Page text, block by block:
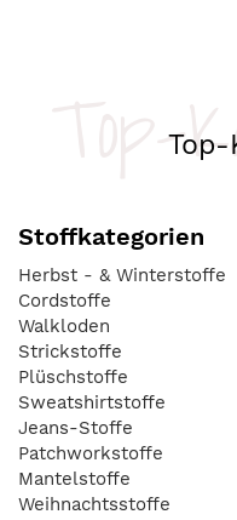
Top-
Top-
Stoffkategorien
Herbst - & Winterstoffe
Cordstoffe
Walkloden
Strickstoffe
Plüschstoffe
Sweatshirtstoffe
Jeans-Stoffe
Patchworkstoffe
Mantelstoffe
Weihnachtsstoffe